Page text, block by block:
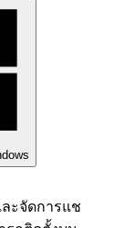
ะจัดการแช